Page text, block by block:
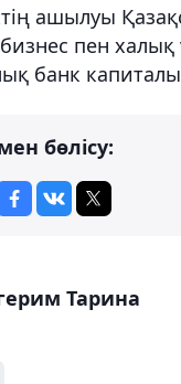
ашылуы
пен
банк
бөлісу:
Тарина